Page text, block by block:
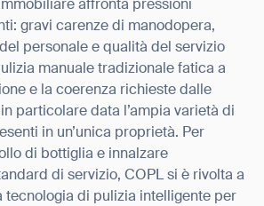
affronta pressioni
gravi carenze di manodopera,
personale e qualità del servizio
manuale tradizionale fatica a
e la coerenza richieste dalle
particolare data l’ampia varietà di
in un’unica proprietà. Per
di bottiglia e innalzare
di servizio, COPL si è rivolta a
tecnologia di pulizia intelligente per